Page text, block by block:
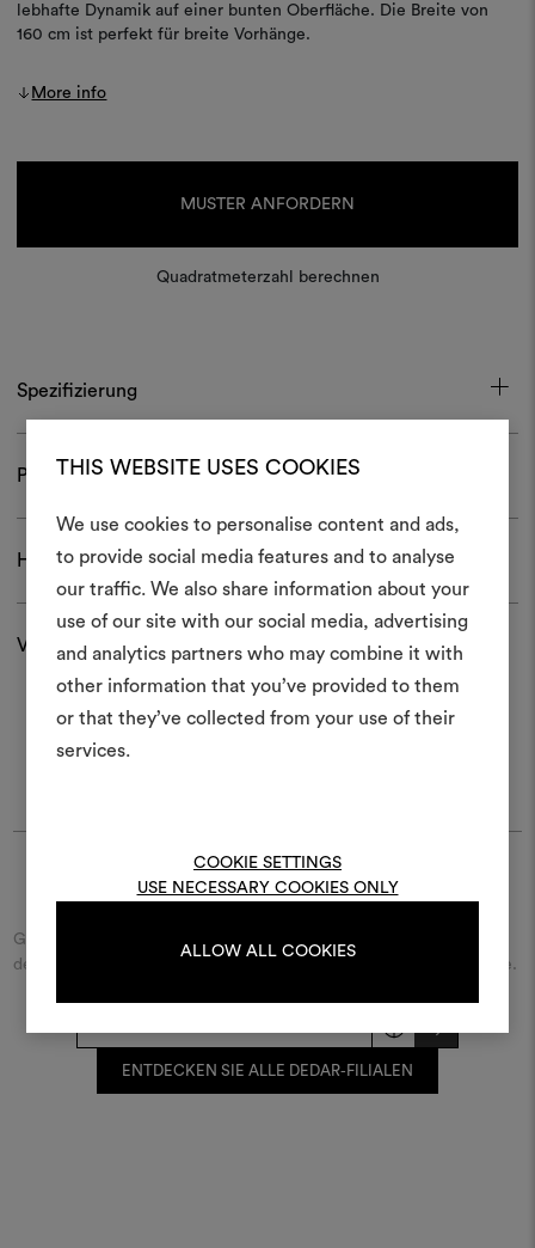
THIS WEBSITE USES COOKIES
We use cookies to personalise content and ads,
to provide social media features and to analyse
our traffic. We also share information about your
use of our site with our social media, advertising
and analytics partners who may combine it with
other information that you’ve provided to them
or that they’ve collected from your use of their
services.
COOKIE SETTINGS
USE NECESSARY COOKIES ONLY
ALLOW ALL COOKIES
lebhafte Dynamik auf einer bunten Oberfläche. Die Breite von
160 cm ist perfekt für breite Vorhänge.
More info
MUSTER ANFORDERN
Quadratmeterzahl berechnen
Spezifizierung
Pflege und Gebrauch
Herunterladen
Versand und Rücksendungen
Finde Dedar
Geben Sie den Namen der Straße/des Platzes beziehungsweise
der Stadt ein und entdecken Sie den Dedar-Händler in Ihrer Nähe.
ENTDECKEN SIE ALLE DEDAR-FILIALEN
Ein
erstellen
Ein interaktives Tool, mit
Ideen zum Leben
anderen teilen können,
ANMELDUNG